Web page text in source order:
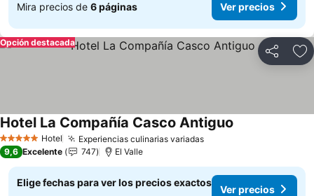
Mira precios de 6 páginas Ver precios
Compartir
Opción destacada
5 Estrellas Hotel Experiencias culinarias variadasVer precios
Hotel La Compañía Casco Antiguo
9,6 Excelente 747 El Valle
Elige fechas para ver los precios exactos
Ver precios